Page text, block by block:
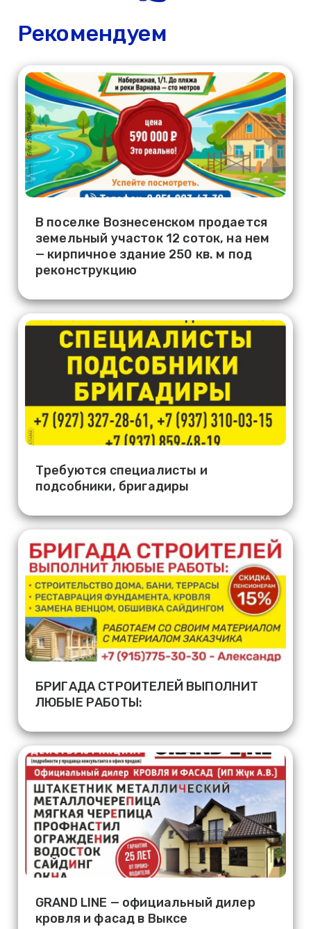
Рекомендуем
В поселке Вознесенском продается
земельный участок 12 соток, на нем
— кирпичное здание 250 кв. м под
реконструкцию
Требуются специалисты и
подсобники, бригадиры
БРИГАДА СТРОИТЕЛЕЙ ВЫПОЛНИТ
ЛЮБЫЕ РАБОТЫ:
GRAND LINE — официальный дилер
кровля и фасад в Выксе